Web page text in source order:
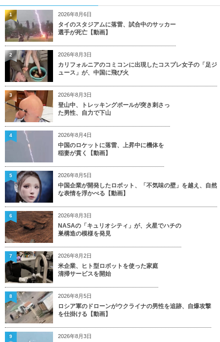
2026年8月6日
タイのスタジアムに落雷、試合中のサッカー
選手が死亡【動画】
1
2026年8月3日
カリフォルニアのコミコンに出現したコスプレ女子の「足ジ
ュース」が、中国に飛び火
2
2026年8月3日
登山中、トレッキングポールが突き刺さっ
た男性、自力で下山
3
2026年8月4日
中国のロケットに落雷、上昇中に機体を
稲妻が貫く【動画】
4
2026年8月5日
中国企業が開発したロボット、「不気味の壁」を越え、自然
な表情を浮かべる【動画】
5
2026年8月3日
NASAの「キュリオシティ」が、火星でハチの
巣構造の模様を発見
6
2026年8月2日
米企業、ヒト型ロボットを使った家庭
清掃サービスを開始
7
2026年8月5日
ロシア軍のドローンがウクライナの男性を追跡、自爆攻撃
を仕掛ける【動画】
8
2026年8月3日
9